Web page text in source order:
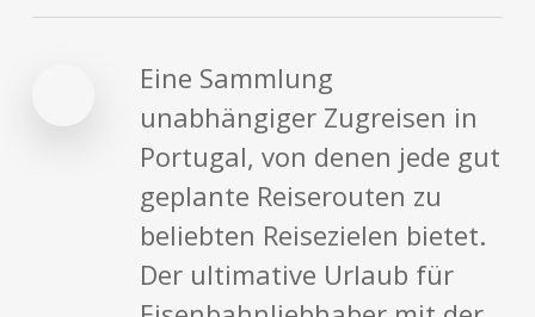
Eine Sammlung
unabhängiger Zugreisen in
Portugal, von denen jede gut
geplante Reiserouten zu
beliebten Reisezielen bietet.
Der ultimative Urlaub für